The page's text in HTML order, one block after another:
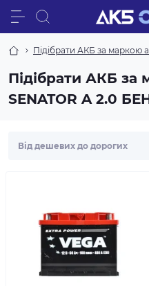
Підібрати АКБ за маркою
Підібрати АКБ за
SENATOR A 2.0